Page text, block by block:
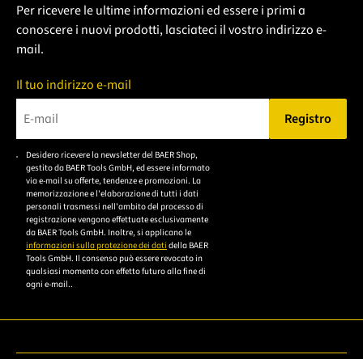
Per ricevere le ultime informazioni ed essere i primi a
conoscere i nuovi prodotti, lasciateci il vostro indirizzo e-
mail.
Il tuo indirizzo e-mail
Bitte geben Sie eine gültige E-Mail-Adresse ein.
Registro
Desidero ricevere la newsletter del BAER Shop,
gestito da BAER Tools GmbH, ed essere informato
via e-mail su offerte, tendenze e promozioni. La
memorizzazione e l'elaborazione di tutti i dati
personali trasmessi nell'ambito del processo di
registrazione vengono effettuate esclusivamente
da BAER Tools GmbH. Inoltre, si applicano le
informazioni sulla protezione dei dati della BAER
Tools GmbH. Il consenso può essere revocato in
qualsiasi momento con effetto futuro alla fine di
ogni e-mail..